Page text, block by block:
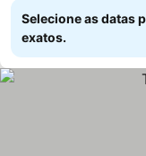
Selecione as datas
exatos.